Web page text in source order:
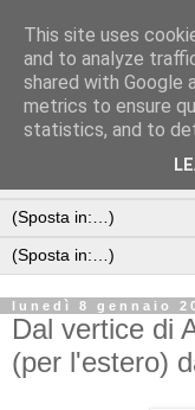
lunedì 8 gennaio
Dal vertice di
(per l'estero)
This site uses
and to analyze
shared with Google
metrics to ensure
statistics, and to